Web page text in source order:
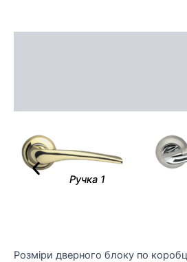
Ручка 1
Розміри дверного блоку по